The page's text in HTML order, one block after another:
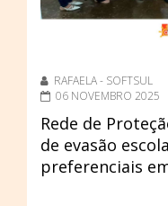
RAFAELA - SOFTSUL
06 NOVEMBRO 2025
Rede de
de evasão
preferenciais